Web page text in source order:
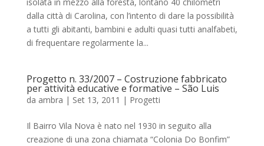
isolata in mezzo alla foresta, lontano 40 chilometri
dalla città di Carolina, con l’intento di dare la possibilità
a tutti gli abitanti, bambini e adulti quasi tutti analfabeti,
di frequentare regolarmente la...
Progetto n. 33/2007 – Costruzione fabbricato
per attività educative e formative – São Luis
da ambra | Set 13, 2011 | Progetti
Il Bairro Vila Nova è nato nel 1930 in seguito alla
creazione di una zona chiamata “Colonia Do Bonfim”